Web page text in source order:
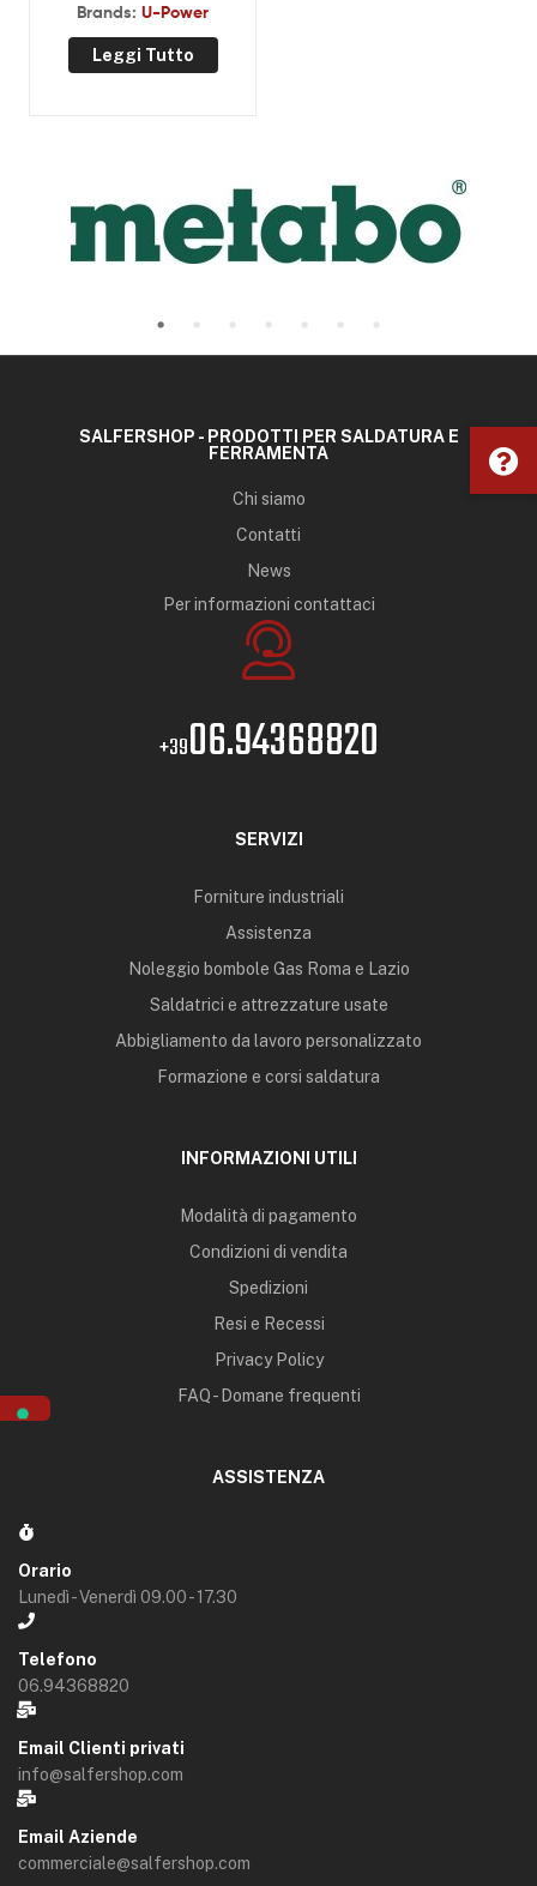
Brands: U-Power
Leggi Tutto
SALFERSHOP - PRODOTTI PER SALDATURA E
FERRAMENTA
Chi siamo
Contatti
News
Per informazioni contattaci
+3906.94368820
SERVIZI
Forniture industriali
Assistenza
Noleggio bombole Gas Roma e Lazio
Saldatrici e attrezzature usate
Abbigliamento da lavoro personalizzato
Formazione e corsi saldatura
INFORMAZIONI UTILI
Modalità di pagamento
Condizioni di vendita
Spedizioni
Resi e Recessi
Privacy Policy
FAQ - Domane frequenti
ASSISTENZA
Orario
Lunedì - Venerdì 09.00 - 17.30
Telefono
06.94368820
Email Clienti privati
info@salfershop.com
Email Aziende
commerciale@salfershop.com